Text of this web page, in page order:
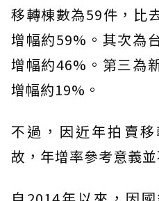
移轉棟數為59件，比
增幅約59%。其次為
增幅約46%。第三為
增幅約19%。
不過，因近年拍賣
故，年增率參考意義並